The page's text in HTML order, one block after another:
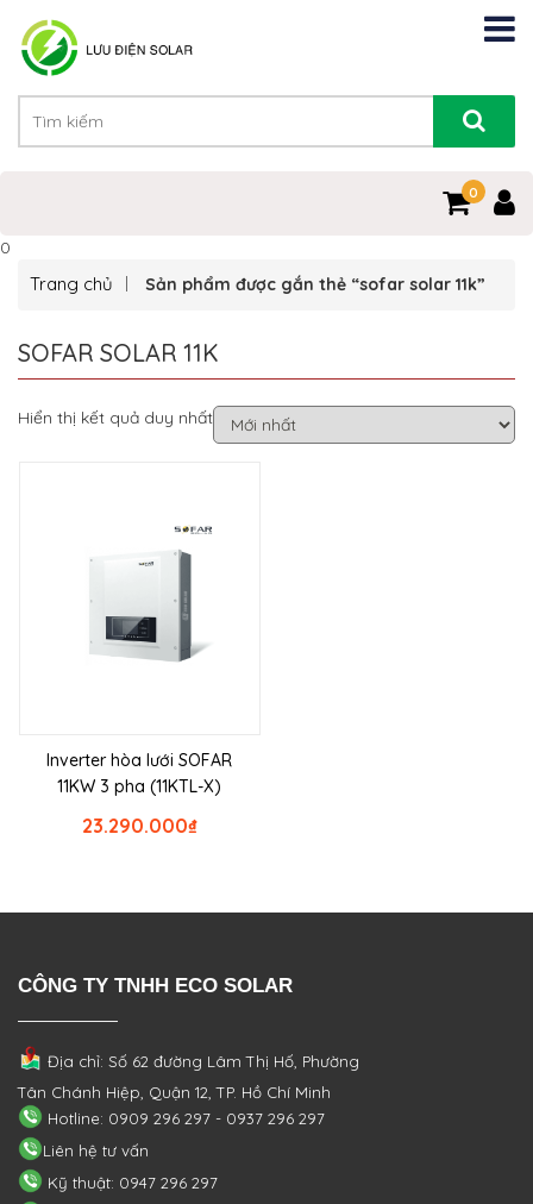
0
0
Trang chủ Sản phẩm được gắn thẻ “sofar solar 11k”
SOFAR SOLAR 11K
Hiển thị kết quả duy nhất
Inverter hòa lưới SOFAR
11KW 3 pha (11KTL-X)
₫
23.290.000
CÔNG TY TNHH ECO SOLAR
Địa chỉ: Số 62 đường Lâm Thị Hố, Phường
Tân Chánh Hiệp, Quận 12, TP. Hồ Chí Minh
Hotline: 0909 296 297 - 0937 296 297
Liên hệ tư vấn
Kỹ thuật: 0947 296 297